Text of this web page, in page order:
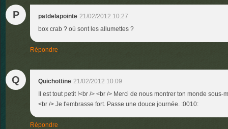
P patdelapointe 21/02/2012 10:27
box crab ? où sont les allumettes ?
Répondre
Q Quichottine 21/02/2012 10:09
Il est tout petit !<br /> <br /> Merci de nous montrer ton monde
<br /> Je t'embrasse fort. Passe une douce journée. :0010:
Répondre